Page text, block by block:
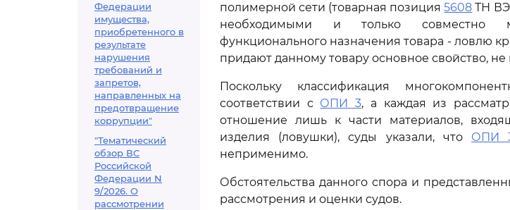
Федерации
имущества,
приобретенного в
результате
нарушения
требований и
запретов,
направленных на
предотвращение
коррупции"
"Тематический
обзор ВС
Российской
Федерации N
9/2026. О
рассмотрении
полимерной сети (товарная позиция5608 ТН
необходимыми и только совместно
функционального назначения товара - ловлю
придают данному товару основное свойство,
Поскольку классификация
соответствии с ОПИ 3, а каждая из
отношение лишь к части материалов,
изделия (ловушки), суды указали, что ОПИ
неприменимо.
Обстоятельства данного спора и
рассмотрения и оценки судов.